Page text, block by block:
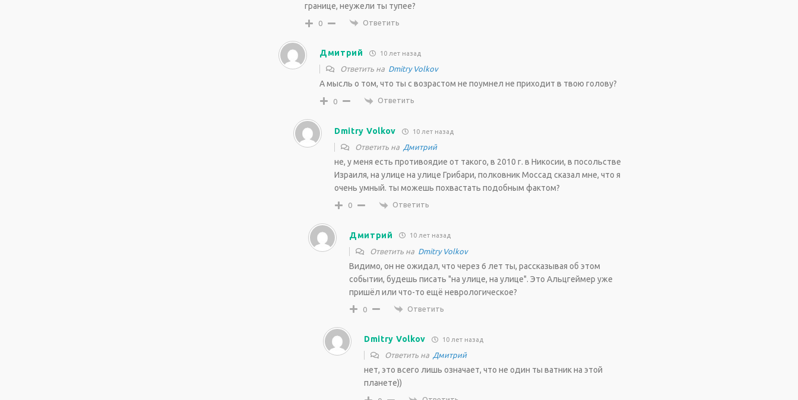
границе, неужели ты тупее?
0 Ответить
Дмитрий 10 лет назад
Ответить на Dmitry Volkov
А мысль о том, что ты с возрастом не поумнел не приходит в твою голову?
0 Ответить
Dmitry Volkov 10 лет назад
Ответить на Дмитрий
не, у меня есть противоядие от такого, в 2010 г. в Никосии, в посольстве
Израиля, на улице на улице Грибари, полковник Моссад сказал мне, что я
очень умный. ты можешь похвастать подобным фактом?
0 Ответить
Дмитрий 10 лет назад
Ответить на Dmitry Volkov
Видимо, он не ожидал, что через 6 лет ты, рассказывая об этом
событии, будешь писать "на улице, на улице". Это Альцгеймер уже
пришёл или что-то ещё неврологическое?
0 Ответить
Dmitry Volkov 10 лет назад
Ответить на Дмитрий
нет, это всего лишь означает, что не один ты ватник на этой
планете))